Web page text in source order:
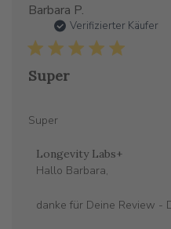
Barbara P.
Verifizierter Käufer
Super
Super
Kommentare
des
Besitzers
Longevity Labs+
Hallo Barbara,
danke für Deine Review -